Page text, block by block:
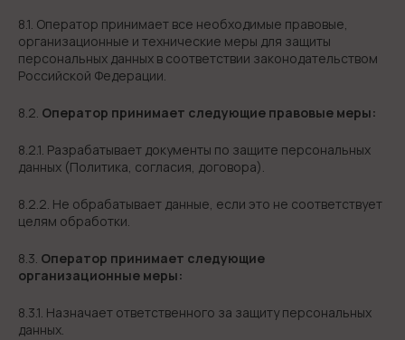
8.1. Оператор принимает все необходимые правовые,
организационные и технические меры для защиты
персональных данных в соответствии законодательством
Российской Федерации.
8.2. Оператор принимает следующие правовые меры:
8.2.1. Разрабатывает документы по защите персональных
данных (Политика, согласия, договора).
8.2.2. Не обрабатывает данные, если это не соответствует
целям обработки.
8.3. Оператор принимает следующие
организационные меры:
8.3.1. Назначает ответственного за защиту персональных
данных.